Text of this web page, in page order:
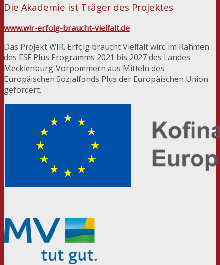
Die Akademie ist Träger des Projektes
www.wir-erfolg-braucht-vielfalt.de
Das Projekt WIR. Erfolg braucht Vielfalt wird im Rahmen
des ESF Plus Programms 2021 bis 2027 des Landes
Mecklenburg-Vorpommern aus Mitteln des
Europäischen Sozialfonds Plus der Europäischen Union
gefördert.